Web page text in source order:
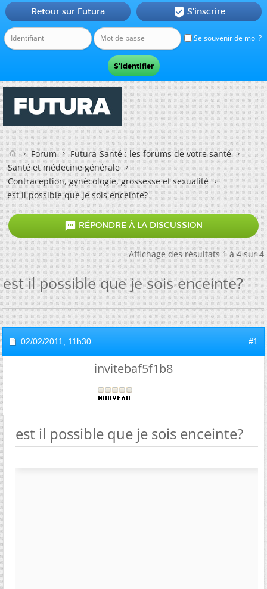
Se souvenir de moi ?
Retour sur Futura  S'inscrire
Forum
Futura-Santé : les forums de votre santé
Santé et médecine générale
Contraception, gynécologie, grossesse et sexualité
est il possible que je sois enceinte?
 RÉPONDRE À LA DISCUSSION
Affichage des résultats 1 à 4 sur 4
est il possible que je sois enceinte?
02/02/2011, 11h30 #1
invitebaf5f1b8
est il possible que je sois enceinte?